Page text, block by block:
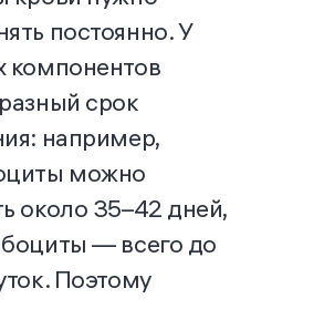
постоянно. У
компонентов
срок
например,
можно
около 35–42 дней,
— всего до
Поэтому